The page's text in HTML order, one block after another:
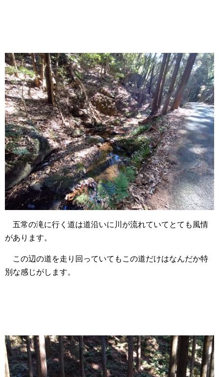
五常の滝に行く道は道沿いに川が流れていてとても風情
があります。
この辺の道を走り回っていてもこの道だけはなんだか特
別な感じがします。